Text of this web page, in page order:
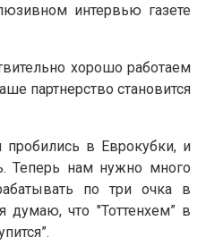
интервью газете
хорошо работаем
партнерство становится
в Еврокубки, и
Теперь нам нужно много
по три очка в
что "Тоттенхем” в